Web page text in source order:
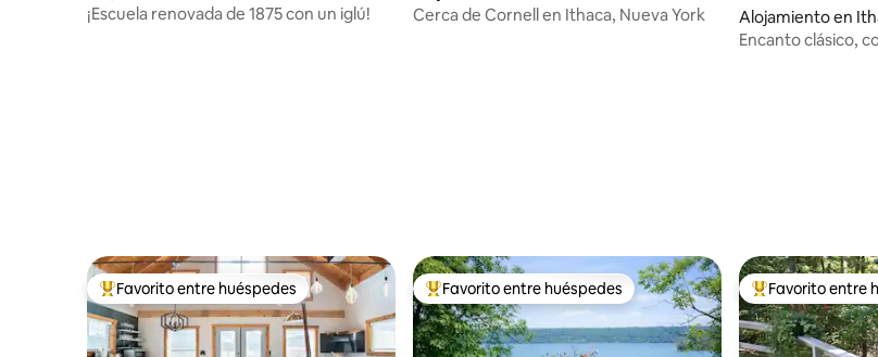
¡Escuela renovada de 1875 con un iglú!
Cerca de Cornell en Ithaca, Nueva York
Alojamiento en
Encanto clásico,
Favorito entre huéspedes preferido
Favorito entre huéspedes Favorito entre huéspedes preferido
Favorito entre huéspedes Favorito entre
Favorito entre